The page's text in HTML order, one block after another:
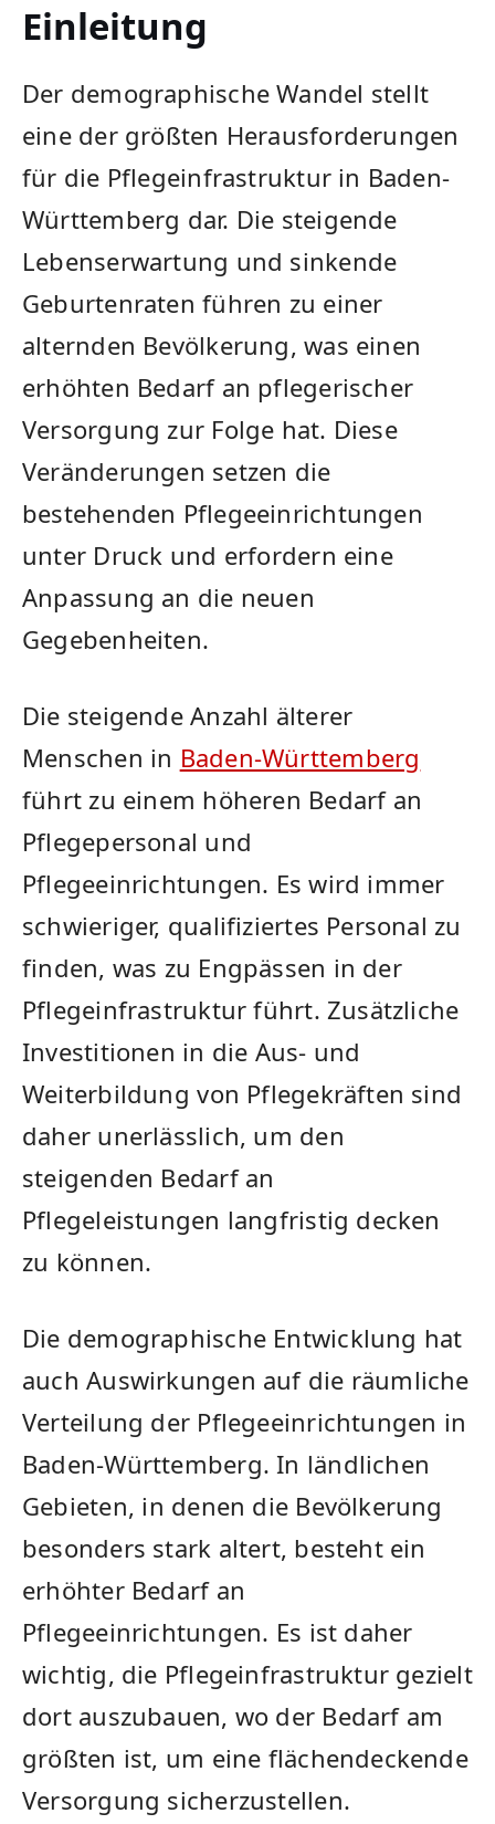
Einleitung
Der demographische Wandel stellt
eine der größten Herausforderungen
für die Pflegeinfrastruktur in Baden-
Württemberg dar. Die steigende
Lebenserwartung und sinkende
Geburtenraten führen zu einer
alternden Bevölkerung, was einen
erhöhten Bedarf an pflegerischer
Versorgung zur Folge hat. Diese
Veränderungen setzen die
bestehenden Pflegeeinrichtungen
unter Druck ⁤und erfordern eine
Anpassung​ an die neuen
Gegebenheiten.
Die steigende Anzahl älterer
Menschen in Baden-Württemberg
führt zu einem höheren Bedarf an
Pflegepersonal​ und
Pflegeeinrichtungen. Es wird immer
schwieriger, qualifiziertes Personal zu
finden, was ‍zu Engpässen in der
Pflegeinfrastruktur führt. Zusätzliche
Investitionen in die Aus- und
Weiterbildung ⁢von Pflegekräften sind
daher unerlässlich, um den
steigenden Bedarf an
Pflegeleistungen langfristig decken
zu können.
Die demographische Entwicklung hat‍
auch Auswirkungen auf die räumliche
Verteilung der‍ Pflegeeinrichtungen in
Baden-Württemberg. In ländlichen
Gebieten,⁢ in denen die Bevölkerung
besonders stark altert, besteht ein
erhöhter Bedarf an
Pflegeeinrichtungen. Es ⁣ist daher
wichtig, die Pflegeinfrastruktur gezielt
dort auszubauen, wo der Bedarf am
größten ist, um eine flächendeckende
Versorgung sicherzustellen.